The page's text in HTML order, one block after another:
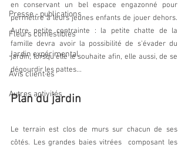
Presse - publications
Fleurs comestibles
Jardin expérimental
Avis client·es
Autres activités
en conservant un bel espace engazonné pour
permettre à leurs jeunes enfants de jouer dehors.
Autre petite contrainte : la petite chatte de la
famille devra avoir la possibilité de s'évader du
jardin, lorsqu'elle le souhaite afin, elle aussi, de se
dégourdir les pattes...
Plan du jardin
Le terrain est clos de murs sur chacun de ses
côtés. Les grandes baies vitrées  composant les